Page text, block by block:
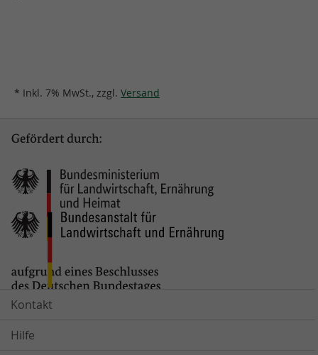
* Inkl. 7% MwSt., zzgl. Versand
Kontakt
Hilfe